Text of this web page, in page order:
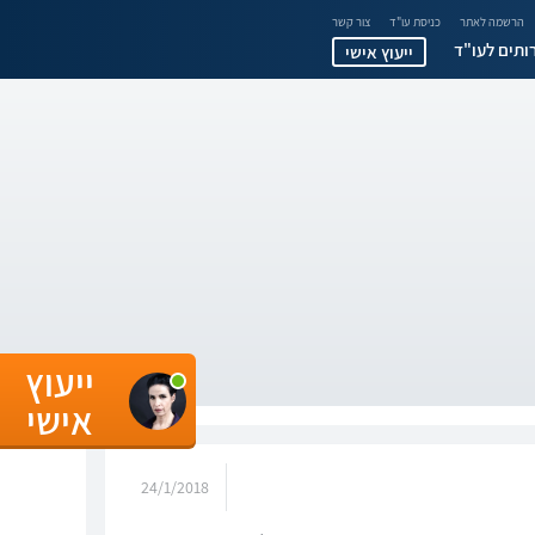
הרשמה לאתר כניסת עו"ד צור קשר
לעו"ד ייעוץ אישי
24/1/2018
ייעוץ
אישי